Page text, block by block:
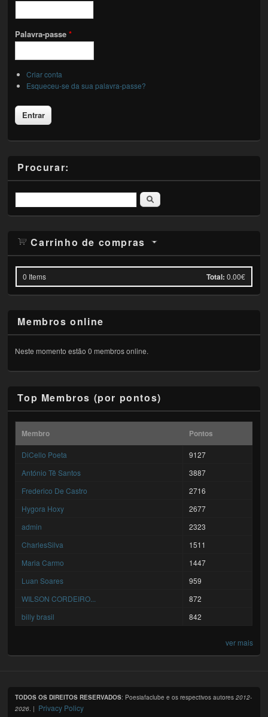
Palavra-passe*
Criar conta
Esqueceu-se da sua palavra-passe?
Procurar:
Pesquisar
Carrinho de compras
0 Items Total: 0.00€
Membros online
Neste momento estão 0 membros online.
Top Membros (por pontos)
Membro Pontos
DiCello Poeta
9127
António Tê Santos
3887
Frederico De Castro
2716
Hygora Hoxy
2677
admin
2323
CharlesSilva
1511
Maria Carmo
1447
Luan Soares
959
WILSON CORDEIRO...
872
billy brasil
842
ver mais
TODOS OS DIREITOS RESERVADOS: Poesiafaclube e os respectivos autores2012-
2026. | Privacy Policy